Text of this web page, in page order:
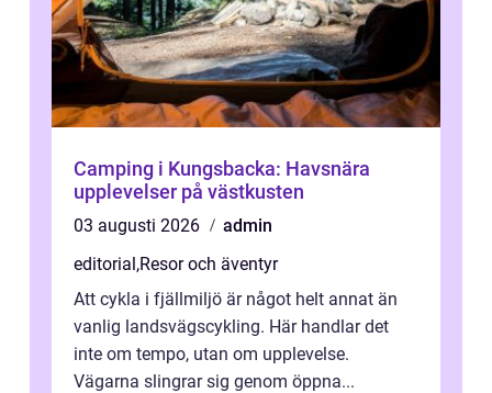
Camping i Kungsbacka: Havsnära
upplevelser på västkusten
03 augusti 2026
admin
editorial,Resor och äventyr
Att cykla i fjällmiljö är något helt annat än
vanlig landsvägscykling. Här handlar det
inte om tempo, utan om upplevelse.
Vägarna slingrar sig genom öppna...